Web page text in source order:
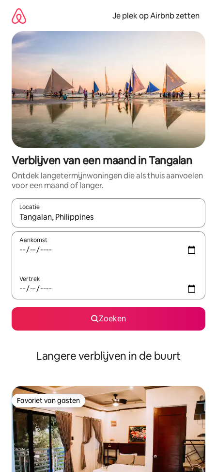
direct
naar
inhoud
Je plek op Airbnb zetten
Verblijven van een maand in Tangalan
Ontdek langetermijnwoningen die als thuis aanvoelen
voor een maand of langer.
Locatie
Wanneer er resultaten beschikbaar zijn, maak je een keuze
Aankomst
Vertrek
Zoeken
Langere verblijven in de buurt
Favoriet van gasten
Favoriet van gasten